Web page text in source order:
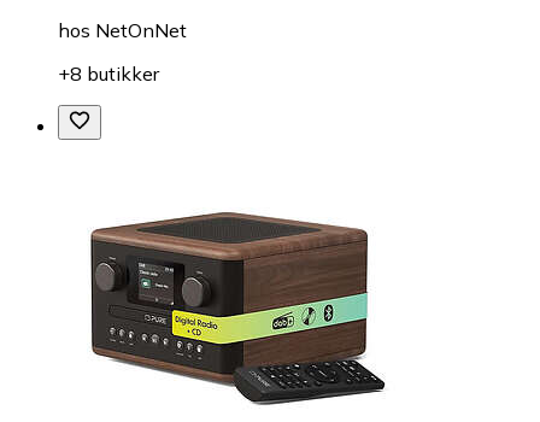
hos NetOnNet
+8 butikker